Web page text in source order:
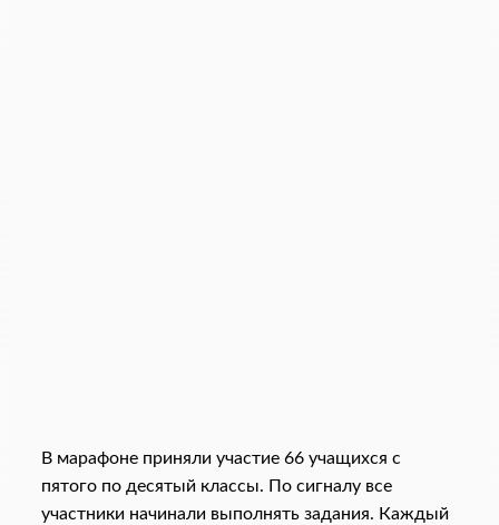
В марафоне приняли участие 66 учащихся с
пятого по десятый классы. По сигналу все
участники начинали выполнять задания. Каждый